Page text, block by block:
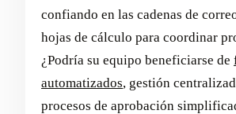
confiando en las cadenas de
hojas de cálculo para coordinar
¿Podría su equipo beneficiarse de
automatizados, gestión
procesos de aprobación